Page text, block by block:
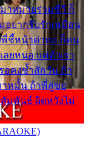
าหมายร่วมชีวี ก็
อยากรับรักเหมือน
พี่ชี้หน้าด่าทอ ก็คน
ยหนอ แค่ตัวเรา
คงช้ำสักวัน ถ้า
าหมั้น ถ้าพี่สู่ขอ
สัมพันธ์ ผิดหวังไม่